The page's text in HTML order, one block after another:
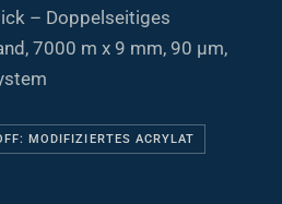
– Doppelseitiges
7000 m x 9 mm, 90 µm,
MODIFIZIERTES ACRYLAT